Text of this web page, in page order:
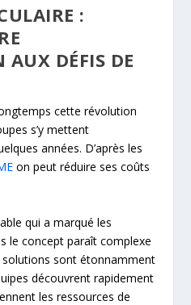
:
DÉFIS DE
cette révolution
s’y mettent
années. D’après les
on peut réduire ses coûts
qui a marqué les
le concept paraît complexe
sont étonnamment
découvrent rapidement
les ressources de